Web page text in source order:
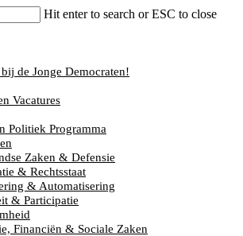
Hit enter to search or ESC to close
de Jonge Democraten!
Vacatures
Politiek Programma
Zaken & Defensie
& Rechtsstaat
& Automatisering
& Participatie
Financiën & Sociale Zaken